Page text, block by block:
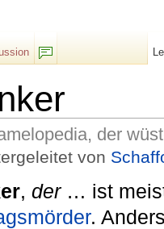
der
von
, der… ist meist
.